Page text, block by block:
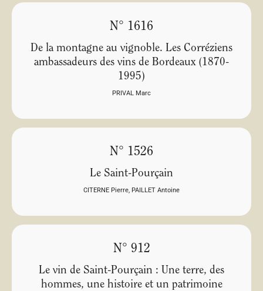
N° 1616
De la montagne au vignoble. Les Corréziens
ambassadeurs des vins de Bordeaux (1870-
1995)
PRIVAL Marc
N° 1526
Le Saint-Pourçain
CITERNE Pierre, PAILLET Antoine
N° 912
Le vin de Saint-Pourçain : Une terre, des
hommes, une histoire et un patrimoine